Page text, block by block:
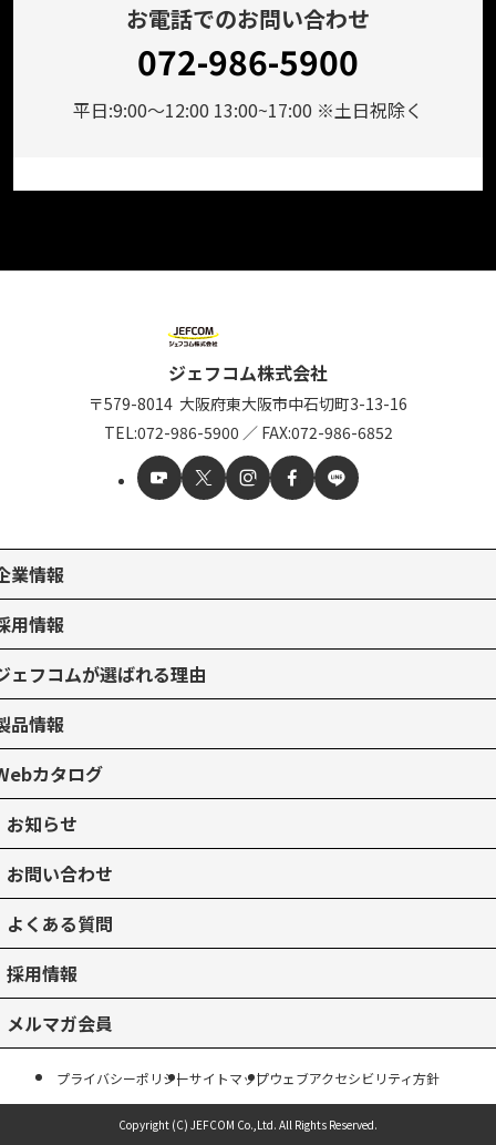
お電話でのお問い合わせ
072-986-5900
平日:9:00～12:00 13:00~17:00 ※土日祝除く
ジェフコム株式会社
〒579-8014 大阪府東大阪市中石切町3-13-16
TEL:072-986-5900 ／ FAX:072-986-6852
業情報
用情報
ェフコムが選ばれる理由
品情報
カタログ
お知らせ
お問い合わせ
よくある質問
採用情報
メルマガ会員
プライバシーポリシーサイトマップウェブアクセシビリティ方針
Copyright (C) JEFCOM Co.,Ltd. All Rights Reserved.